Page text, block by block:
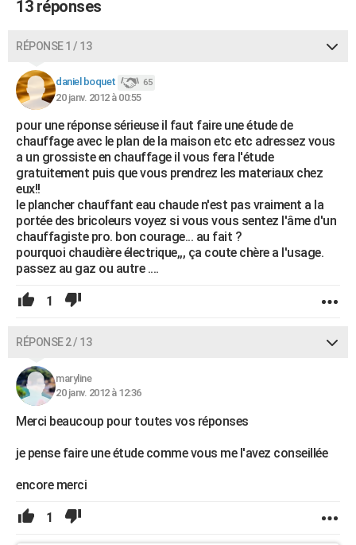
13 réponses
RÉPONSE 1 / 13
daniel boquet 65
20 janv. 2012 à 00:55
pour une réponse sérieuse il faut faire une étude de
chauffage avec le plan de la maison etc etc adressez vous
a un grossiste en chauffage il vous fera l'étude
gratuitement puis que vous prendrez les materiaux chez
eux!!
le plancher chauffant eau chaude n'est pas vraiment a la
portée des bricoleurs voyez si vous vous sentez l'âme d'un
chauffagiste pro. bon courage... au fait ?
pourquoi chaudière électrique,,, ça coute chère a l'usage.
passez au gaz ou autre ....
1
RÉPONSE 2 / 13
maryline
20 janv. 2012 à 12:36
Merci beaucoup pour toutes vos réponses
je pense faire une étude comme vous me l'avez conseillée
encore merci
1